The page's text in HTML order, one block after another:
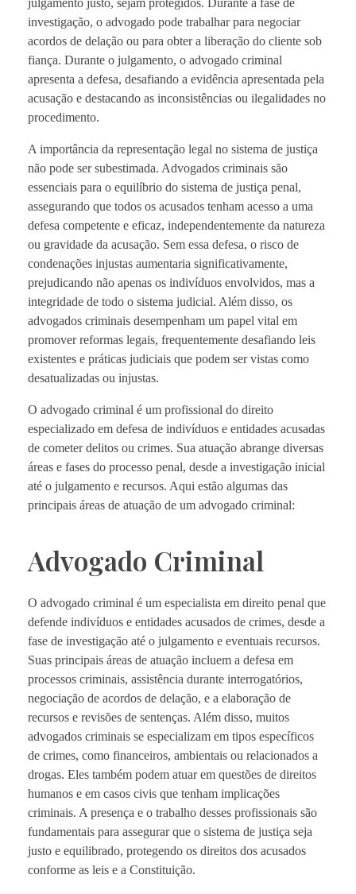
julgamento justo, sejam protegidos. Durante a fase de
investigação, o advogado pode trabalhar para negociar
acordos de delação ou para obter a liberação do cliente sob
fiança. Durante o julgamento, o advogado criminal
apresenta a defesa, desafiando a evidência apresentada pela
acusação e destacando as inconsistências ou ilegalidades no
procedimento.
A importância da representação legal no sistema de justiça
não pode ser subestimada. Advogados criminais são
essenciais para o equilíbrio do sistema de justiça penal,
assegurando que todos os acusados tenham acesso a uma
defesa competente e eficaz, independentemente da natureza
ou gravidade da acusação. Sem essa defesa, o risco de
condenações injustas aumentaria significativamente,
prejudicando não apenas os indivíduos envolvidos, mas a
integridade de todo o sistema judicial. Além disso, os
advogados criminais desempenham um papel vital em
promover reformas legais, frequentemente desafiando leis
existentes e práticas judiciais que podem ser vistas como
desatualizadas ou injustas.
O advogado criminal é um profissional do direito
especializado em defesa de indivíduos e entidades acusadas
de cometer delitos ou crimes. Sua atuação abrange diversas
áreas e fases do processo penal, desde a investigação inicial
até o julgamento e recursos. Aqui estão algumas das
principais áreas de atuação de um advogado criminal:
Advogado Criminal
O advogado criminal é um especialista em direito penal que
defende indivíduos e entidades acusados de crimes, desde a
fase de investigação até o julgamento e eventuais recursos.
Suas principais áreas de atuação incluem a defesa em
processos criminais, assistência durante interrogatórios,
negociação de acordos de delação, e a elaboração de
recursos e revisões de sentenças. Além disso, muitos
advogados criminais se especializam em tipos específicos
de crimes, como financeiros, ambientais ou relacionados a
drogas. Eles também podem atuar em questões de direitos
humanos e em casos civis que tenham implicações
criminais. A presença e o trabalho desses profissionais são
fundamentais para assegurar que o sistema de justiça seja
justo e equilibrado, protegendo os direitos dos acusados
conforme as leis e a Constituição.